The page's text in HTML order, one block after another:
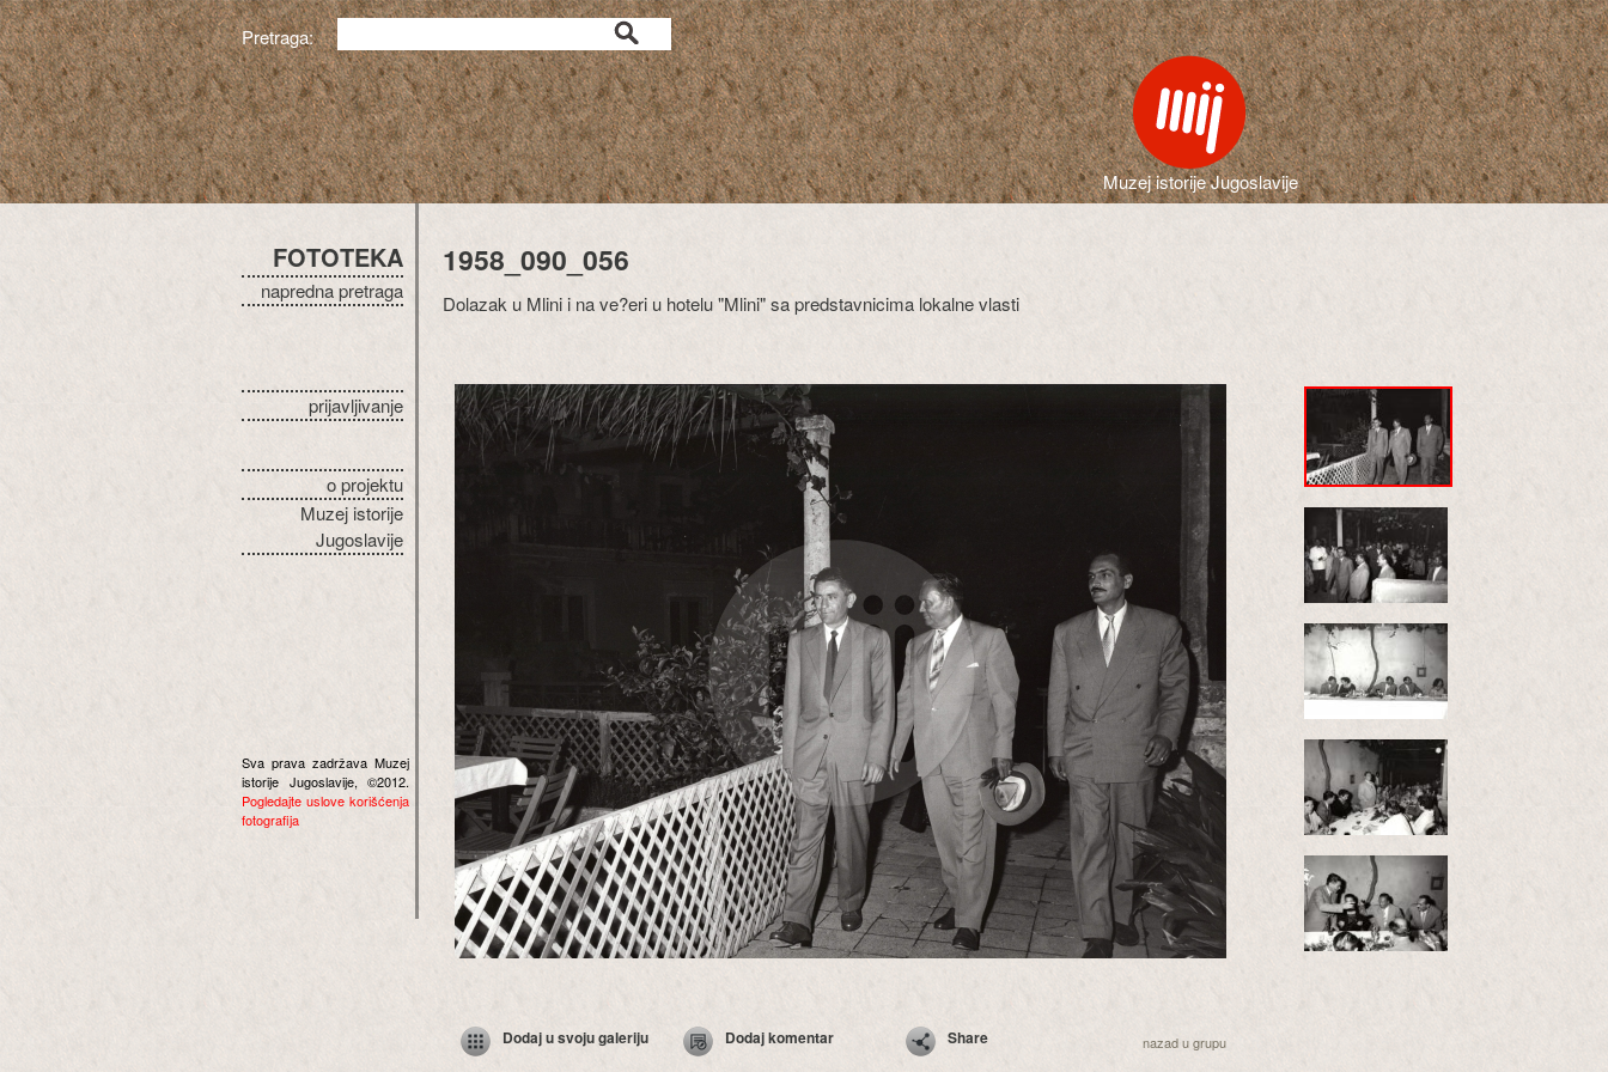
Pretraga:
Muzej istorije Jugoslavije
FOTOTEKA
napredna pretraga
prijavljivanje
o projektu
Muzej istorije
Jugoslavije
Sva prava zadržava Muzej
istorije Jugoslavije, ©2012.
Pogledajte uslove korišćenja
fotografija
1958_090_056
Dolazak u Mlini i na ve?eri u hotelu "Mlini" sa predstavnicima lokalne vlasti
Dodaj u svoju galeriju Dodaj komentar Share nazad u grupu